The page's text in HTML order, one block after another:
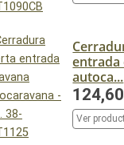
entrada
autoca...
Ver